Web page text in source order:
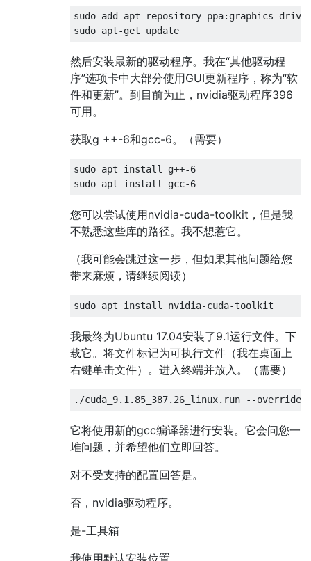
sudo add-apt-repository ppa:graphics-
然后安装最新的驱动程序。我在“其他驱动程
序”选项卡中大部分使用GUI更新程序，称为“软
件和更新”。到目前为止，nvidia驱动程序396
可用。
获取g ++-6和gcc-6。（需要）
sudo apt install g++-6
您可以尝试使用nvidia-cuda-toolkit，但是我
不熟悉这些库的路径。我不想惹它。
（我可能会跳过这一步，但如果其他问题给您
带来麻烦，请继续阅读）
我最终为Ubuntu 17.04安装了9.1运行文件。下
载它。将文件标记为可执行文件（我在桌面上
右键单击文件）。进入终端并放入。（需要）
它将使用新的gcc编译器进行安装。它会问您一
堆问题，并希望他们立即回答。
对不受支持的配置回答是。
否，nvidia驱动程序。
是-工具箱
我使用默认安装位置